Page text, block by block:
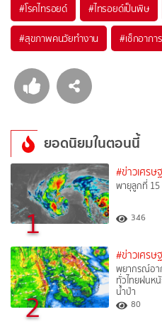
#โรคไทรอยด์ #ไทรอยด์เป็นพิษ
#สุขภาพคนวัยทำงาน #เช็กอาก
ยอดนิยมในตอนนี้
1
#ข่าวเศรษ
พายุลูกที่
346
2
#ข่าวเศรษ
พยากรณ์อา
ทั่วไทยฝนห
น้ำป่า
80